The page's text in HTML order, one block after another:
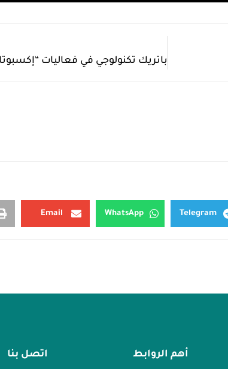
Telegram
WhatsApp
Email
أهم الروابط اتصل بنا​